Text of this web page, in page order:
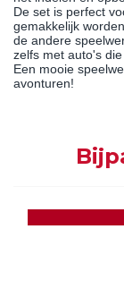
De set is perfect
gemakkelijk
de andere
zelfs met auto's
Een mooie
avonturen!